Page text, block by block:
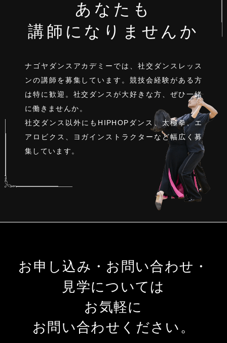
あなたも
講師になりませんか
ナゴヤダンスアカデミーでは、社交ダンスレッス
ンの講師を募集しています。競技会経験がある方
は特に歓迎。 社交ダンスが大好きな方、ぜひ一緒
に働きませんか。
社交ダンス以外にもHIPHOPダンス、太極拳、エ
アロビクス、
ヨガインストラクターなど幅広く募
集しています。
お申し込み・お問い合わせ・
見学については
お気軽に
お問い合わせください。